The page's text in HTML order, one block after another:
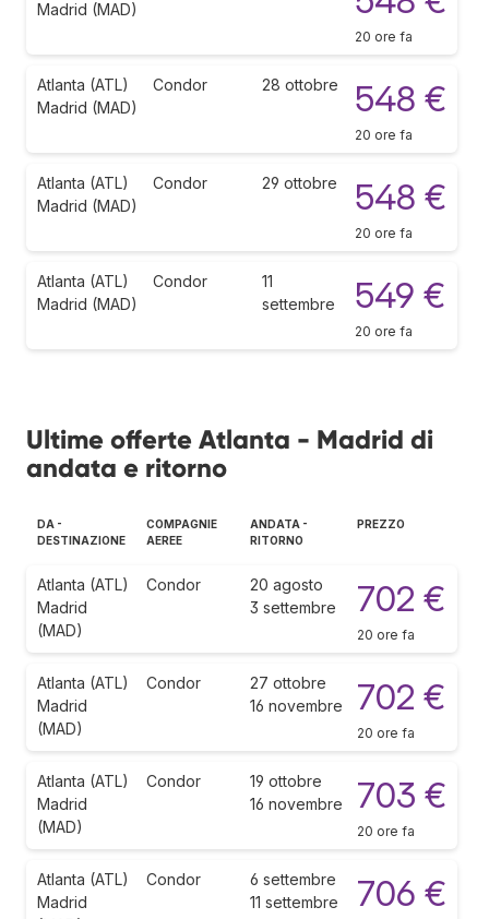
Madrid (MAD)
20 ore fa
Atlanta (ATL)
Madrid (MAD)
Condor 28 ottobre 548 €
20 ore fa
Atlanta (ATL)
Madrid (MAD)
Condor 29 ottobre 548 €
20 ore fa
Atlanta (ATL)
Madrid (MAD)
Condor
11
settembre
549 €
20 ore fa
Ultime offerte Atlanta - Madrid di
andata e ritorno
DA -
DESTINAZIONE
COMPAGNIE
AEREE
ANDATA -
RITORNO
PREZZO
Atlanta (ATL)
Madrid
(MAD)
Condor
20 agosto
3 settembre
702 €
20 ore fa
Atlanta (ATL)
Madrid
(MAD)
Condor
27 ottobre
16 novembre
702 €
20 ore fa
Atlanta (ATL)
Madrid
(MAD)
Condor
19 ottobre
16 novembre
703 €
20 ore fa
Atlanta (ATL)
Madrid
Condor
6 settembre
11 settembre
706 €